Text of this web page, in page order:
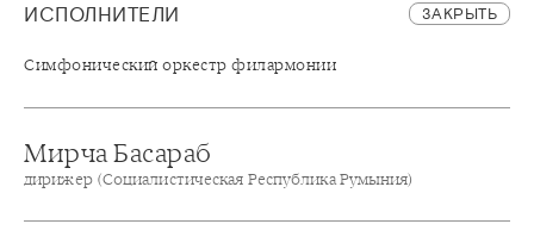
ИСПОЛНИТЕЛИ ЗАКРЫТЬ
Симфонический оркестр филармонии
Мирча Басараб
дирижер (Социалистическая Республика Румыния)